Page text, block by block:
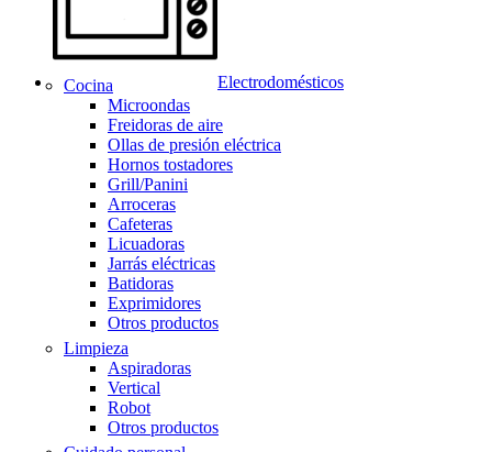
Electrodomésticos
Cocina
Microondas
Freidoras de aire
Ollas de presión eléctrica
Hornos tostadores
Grill/Panini
Arroceras
Cafeteras
Licuadoras
Jarrás eléctricas
Batidoras
Exprimidores
Otros productos
Limpieza
Aspiradoras
Vertical
Robot
Otros productos